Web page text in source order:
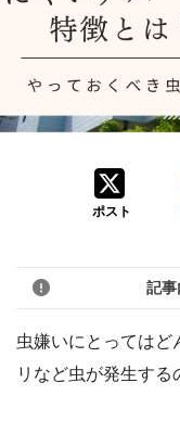
ポスト
記事
虫嫌いにとってはど
リなど虫が発生する